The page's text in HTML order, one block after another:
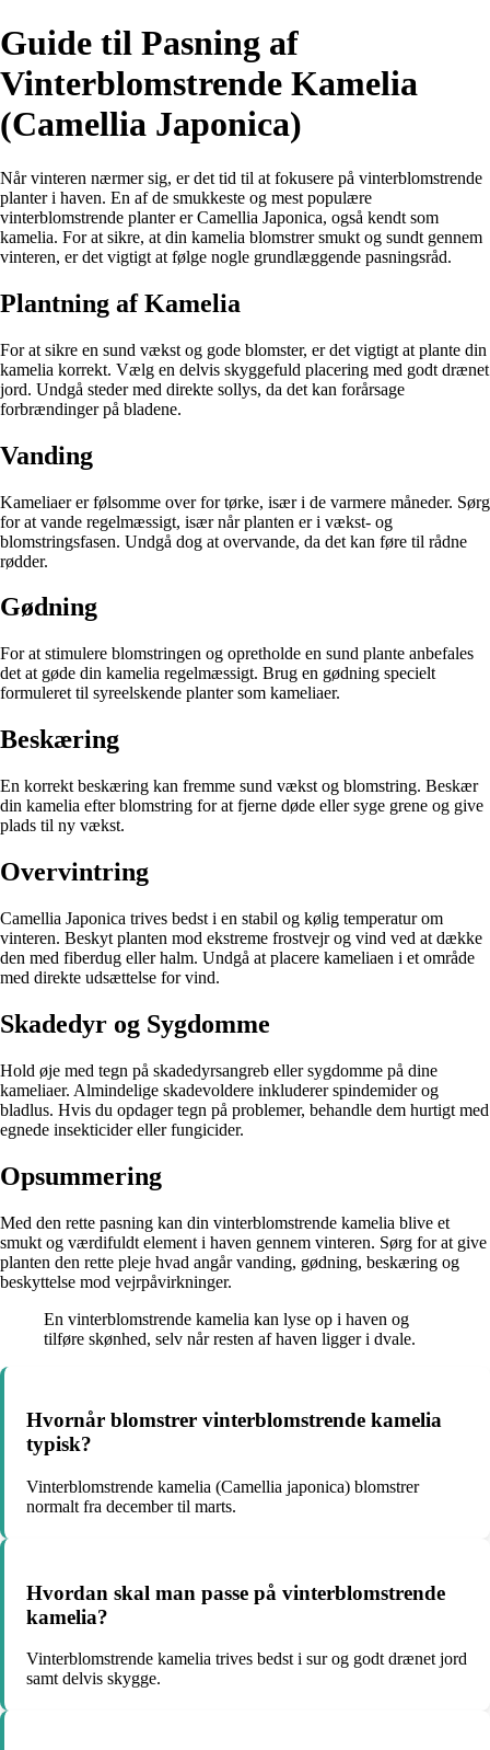
Guide til Pasning af
Vinterblomstrende Kamelia
(Camellia Japonica)
Når vinteren nærmer sig, er det tid til at fokusere på vinterblomstrende
planter i haven. En af de smukkeste og mest populære
vinterblomstrende planter er Camellia Japonica, også kendt som
kamelia. For at sikre, at din kamelia blomstrer smukt og sundt gennem
vinteren, er det vigtigt at følge nogle grundlæggende pasningsråd.
Plantning af Kamelia
For at sikre en sund vækst og gode blomster, er det vigtigt at plante din
kamelia korrekt. Vælg en delvis skyggefuld placering med godt drænet
jord. Undgå steder med direkte sollys, da det kan forårsage
forbrændinger på bladene.
Vanding
Kameliaer er følsomme over for tørke, især i de varmere måneder. Sørg
for at vande regelmæssigt, især når planten er i vækst- og
blomstringsfasen. Undgå dog at overvande, da det kan føre til rådne
rødder.
Gødning
For at stimulere blomstringen og opretholde en sund plante anbefales
det at gøde din kamelia regelmæssigt. Brug en gødning specielt
formuleret til syreelskende planter som kameliaer.
Beskæring
En korrekt beskæring kan fremme sund vækst og blomstring. Beskær
din kamelia efter blomstring for at fjerne døde eller syge grene og give
plads til ny vækst.
Overvintring
Camellia Japonica trives bedst i en stabil og kølig temperatur om
vinteren. Beskyt planten mod ekstreme frostvejr og vind ved at dække
den med fiberdug eller halm. Undgå at placere kameliaen i et område
med direkte udsættelse for vind.
Skadedyr og Sygdomme
Hold øje med tegn på skadedyrsangreb eller sygdomme på dine
kameliaer. Almindelige skadevoldere inkluderer spindemider og
bladlus. Hvis du opdager tegn på problemer, behandle dem hurtigt med
egnede insekticider eller fungicider.
Opsummering
Med den rette pasning kan din vinterblomstrende kamelia blive et
smukt og værdifuldt element i haven gennem vinteren. Sørg for at give
planten den rette pleje hvad angår vanding, gødning, beskæring og
beskyttelse mod vejrpåvirkninger.
En vinterblomstrende kamelia kan lyse op i haven og
tilføre skønhed, selv når resten af haven ligger i dvale.
Hvornår blomstrer vinterblomstrende kamelia
typisk?
Vinterblomstrende kamelia (Camellia japonica) blomstrer
normalt fra december til marts.
Hvordan skal man passe på vinterblomstrende
kamelia?
Vinterblomstrende kamelia trives bedst i sur og godt drænet jord
samt delvis skygge.